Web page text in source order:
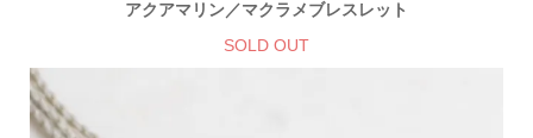
アクアマリン／マクラメブレスレット
SOLD OUT